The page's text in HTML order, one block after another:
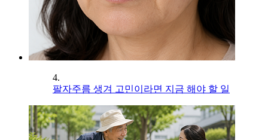
4.
팔자주름 생겨 고민이라면 지금 해야 할 일